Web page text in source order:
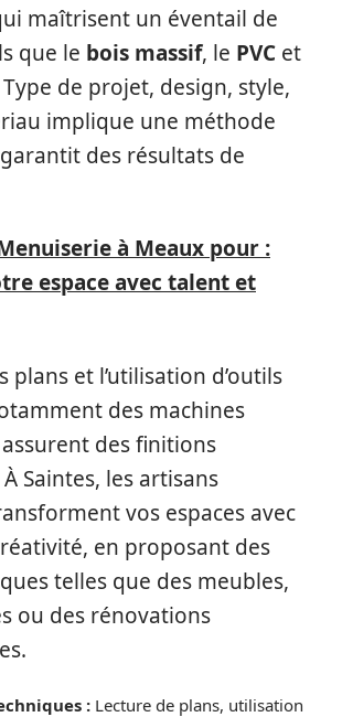
maîtrisent un éventail de
que le bois massif, le PVC et
Type de projet, design, style,
implique une méthode
des résultats de
à Meaux pour :
espace avec talent et
plans et l’utilisation d’outils
des machines
des finitions
Saintes, les artisans
vos espaces avec
en proposant des
telles que des meubles,
ou des rénovations
: Lecture de plans, utilisation